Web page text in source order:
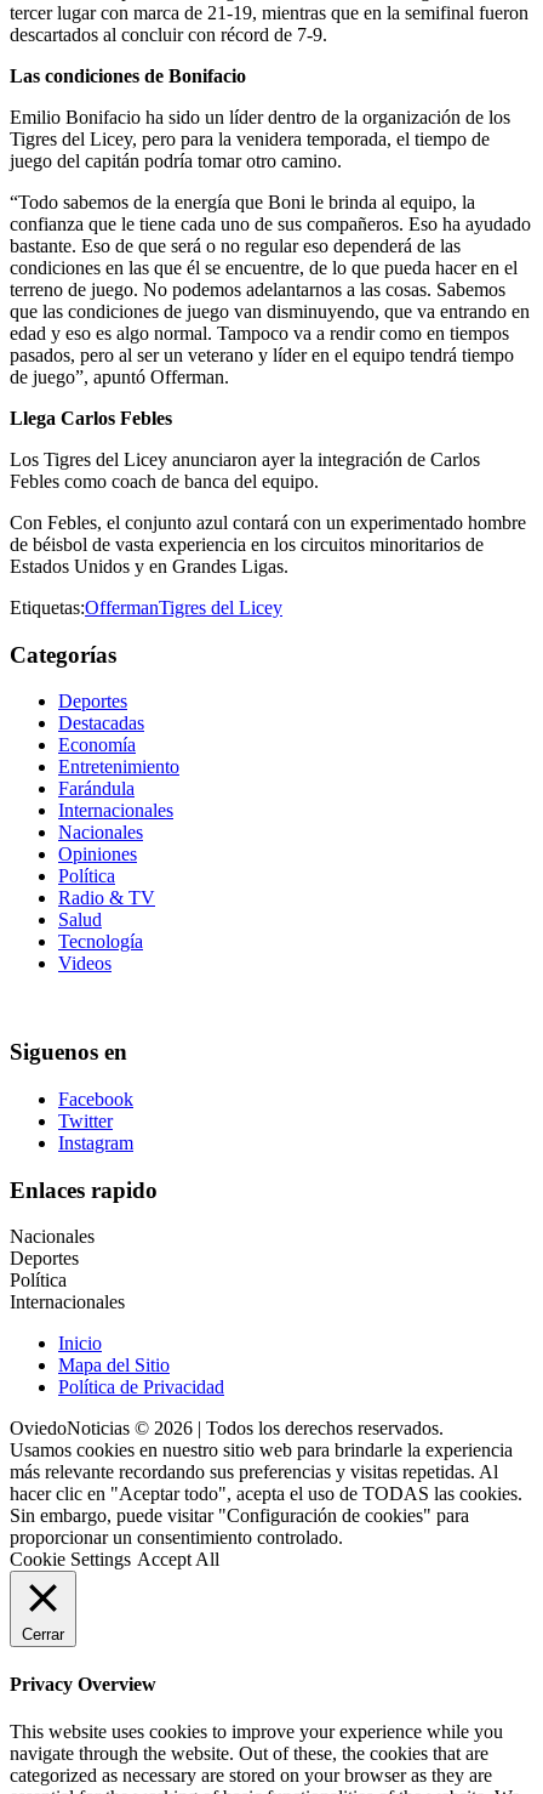
tercer lugar con marca de 21-19, mientras que en la semifinal fueron
descartados al concluir con récord de 7-9.
Las condiciones de Bonifacio
Emilio Bonifacio ha sido un líder dentro de la organización de los
Tigres del Licey, pero para la venidera temporada, el tiempo de
juego del capitán podría tomar otro camino.
“Todo sabemos de la energía que Boni le brinda al equipo, la
confianza que le tiene cada uno de sus compañeros. Eso ha ayudado
bastante. Eso de que será o no regular eso dependerá de las
condiciones en las que él se encuentre, de lo que pueda hacer en el
terreno de juego. No podemos adelantarnos a las cosas. Sabemos
que las condiciones de juego van disminuyendo, que va entrando en
edad y eso es algo normal. Tampoco va a rendir como en tiempos
pasados, pero al ser un veterano y líder en el equipo tendrá tiempo
de juego”, apuntó Offerman.
Llega Carlos Febles
Los Tigres del Licey anunciaron ayer la integración de Carlos
Febles como coach de banca del equipo.
Con Febles, el conjunto azul contará con un experimentado hombre
de béisbol de vasta experiencia en los circuitos minoritarios de
Estados Unidos y en Grandes Ligas.
Etiquetas:OffermanTigres del Licey
Categorías
Deportes
Destacadas
Economía
Entretenimiento
Farándula
Internacionales
Nacionales
Opiniones
Política
Radio & TV
Salud
Tecnología
Videos
Siguenos en
Facebook
Twitter
Instagram
Enlaces rapido
Nacionales
Deportes
Política
Internacionales
Inicio
Mapa del Sitio
Política de Privacidad
OviedoNoticias © 2026 | Todos los derechos reservados.
Usamos cookies en nuestro sitio web para brindarle la experiencia
más relevante recordando sus preferencias y visitas repetidas. Al
hacer clic en "Aceptar todo", acepta el uso de TODAS las cookies.
Sin embargo, puede visitar "Configuración de cookies" para
proporcionar un consentimiento controlado.
Cookie Settings Accept All
Cerrar
Privacy Overview
This website uses cookies to improve your experience while you
navigate through the website. Out of these, the cookies that are
categorized as necessary are stored on your browser as they are